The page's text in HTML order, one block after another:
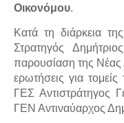
Οικονόμου.
Κατά τη διάρκεια
Στρατηγός
παρουσίαση της Νέας
ερωτήσεις για
ΓΕΣ Αντιστράτηγος
ΓΕΝ Αντιναύαρχος